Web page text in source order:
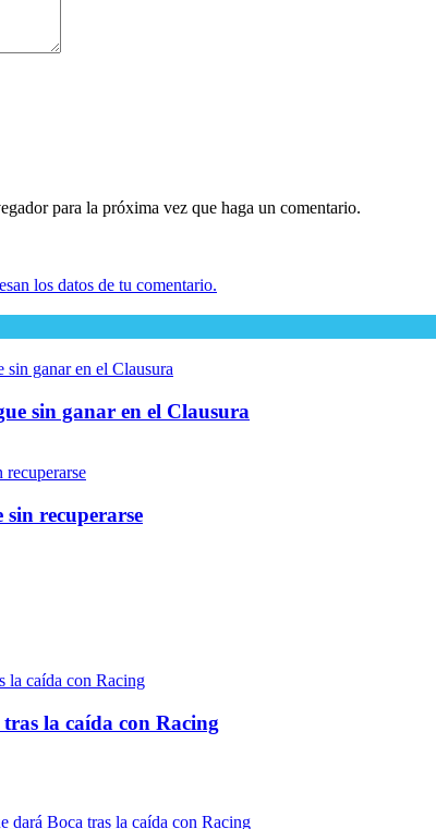
para la próxima vez que haga un comentario.
los datos de tu comentario.
sin ganar en el Clausura
recuperarse
la caída con Racing